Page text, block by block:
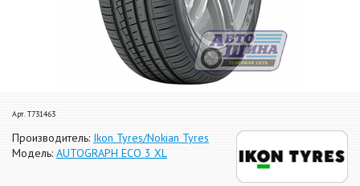
Арт. T731463
Производитель: Ikon Tyres/Nokian Tyres
Модель: AUTOGRAPH ECO 3 XL